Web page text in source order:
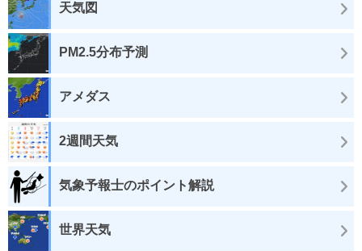
天気図
PM2.5分布予測
アメダス
2週間天気
気象予報士のポイント解説
世界天気